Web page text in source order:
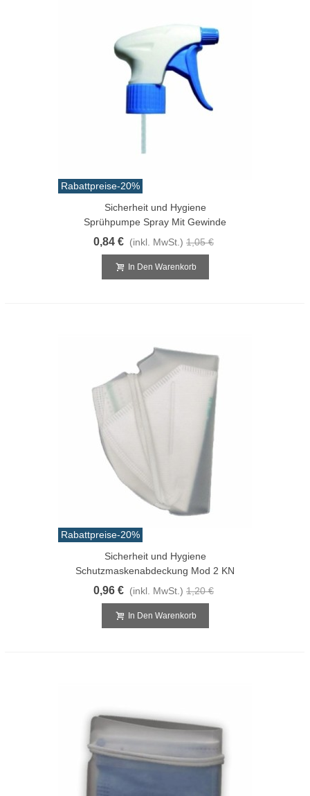
Rabattpreise-20%
Sicherheit und Hygiene
Sprühpumpe Spray Mit Gewinde
0,84 € (inkl. MwSt.) 1,05 €
In Den Warenkorb
Rabattpreise-20%
Sicherheit und Hygiene
Schutzmaskenabdeckung Mod 2 KN
0,96 € (inkl. MwSt.) 1,20 €
In Den Warenkorb